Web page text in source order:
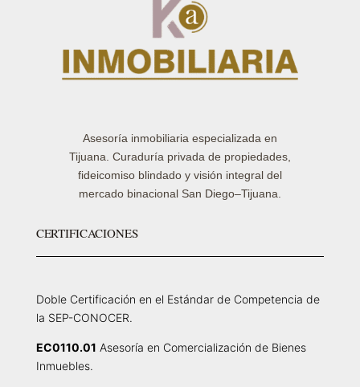
Asesoría inmobiliaria especializada en
Tijuana. Curaduría privada de propiedades,
fideicomiso blindado y visión integral del
mercado binacional San Diego–Tijuana.
CERTIFICACIONES
Doble Certificación en el Estándar de Competencia de
la SEP-CONOCER.
EC0110.01 Asesoría en Comercialización de Bienes
Inmuebles.